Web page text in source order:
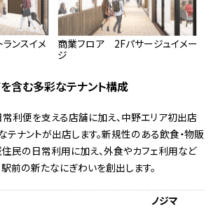
ンスイメ
商業フロア 2Fパサージュイメー
ジ
含む多彩なテナント構成
常利便を支える店舗に加え、中野エリア初出店
ナントが出店します。新規性のある飲食・物販
住民の日常利用に加え、外食やカフェ利用など
前の新たなにぎわいを創出します。
ノジマ